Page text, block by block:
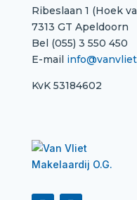
Ribeslaan 1 (Hoek
7313 GT Apeldoorn
Bel (055) 3 550 450
E-mail
KvK 53184602